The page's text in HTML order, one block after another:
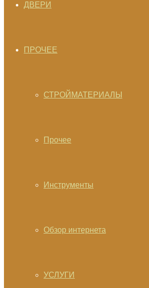
ДВЕРИ
ПРОЧЕЕ
СТРОЙМАТЕРИАЛЫ
Прочее
Инструменты
Обзор интернета
УСЛУГИ